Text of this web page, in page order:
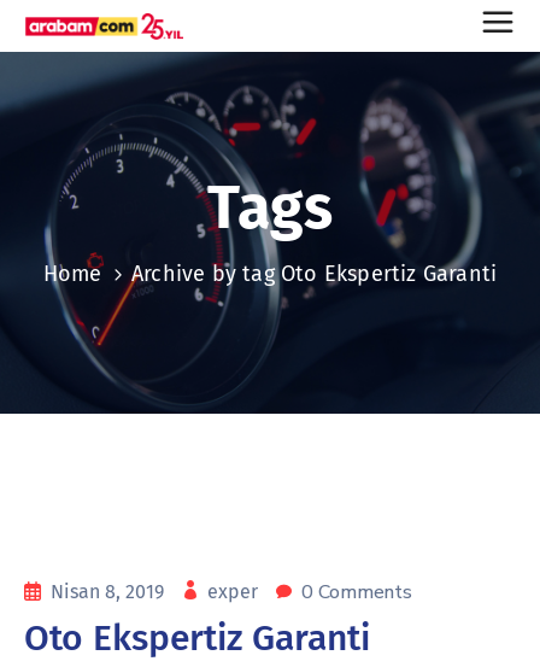
Tags
Home Archive by tag Oto Ekspertiz Garanti
Nisan 8, 2019 exper 0 Comments
Oto Ekspertiz Garanti